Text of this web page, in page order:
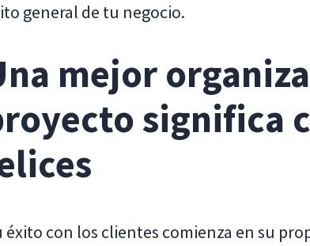
general de tu negocio.
mejor
significa
éxito con los clientes comienza en su